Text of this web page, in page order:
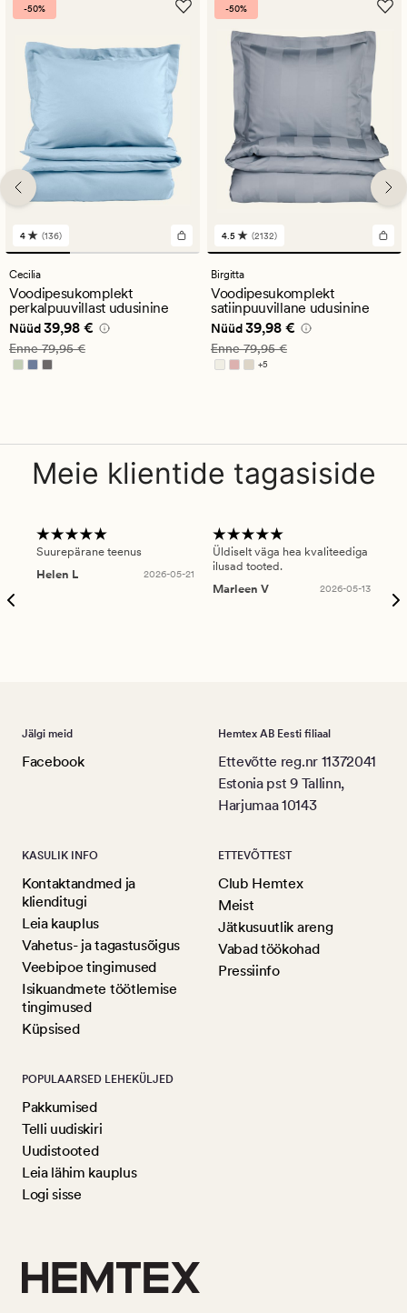
-50%
136
arvustust
keskmise
hinnanguga
4
4 (136)
Cecilia
Voodipesukomplekt
perkalpuuvillast udusinine
Nåværende pris_ee
Nüüd39,98 €
Vanlig pris_ee
Enne79,95 €
-50%
2132
arvustust
keskmise
hinnanguga
4.5
4.5 (2132)
Birgitta
Voodipesukomplekt
satiinpuuvillane udusinine
Nåværende pris_ee
Nüüd39,98 €
Vanlig pris_ee
Enne79,95 €
+5
Saadaval rohkemates värvitoonides
Meie klientide tagasiside
Suurepärane teenus
Helen L
2026-05-21
Üldiselt väga hea kvaliteediga
ilusad tooted.
Marleen V
2026-05-13
Jälgi meid
Facebook
Hemtex AB Eesti filiaal
Ettevõtte reg.nr 11372041
Estonia pst 9 Tallinn,
Harjumaa 10143
KASULIK INFO
Kontaktandmed ja
klienditugi
Leia kauplus
Vahetus- ja tagastusõigus
Veebipoe tingimused
Isikuandmete töötlemise
tingimused
Küpsised
ETTEVÕTTEST
Club Hemtex
Meist
Jätkusuutlik areng
Vabad töökohad
Pressiinfo
POPULAARSED LEHEKÜLJED
Pakkumised
Telli uudiskiri
Uudistooted
Leia lähim kauplus
Logi sisse